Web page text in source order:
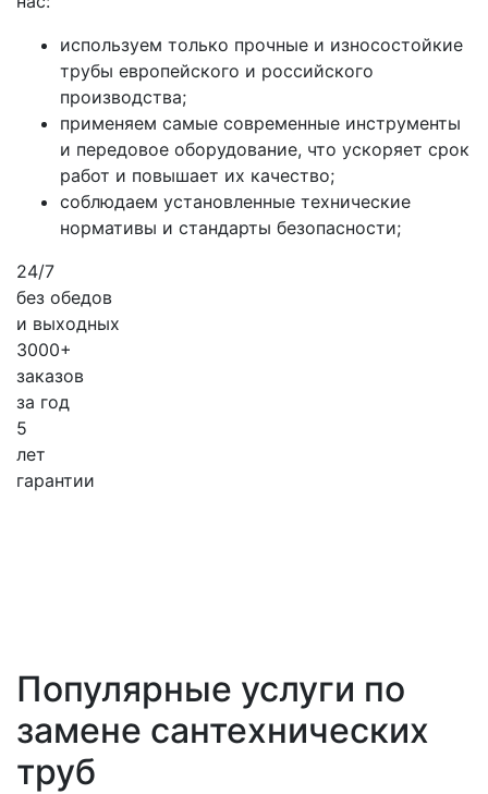
используем только прочные и износостойкие
трубы европейского и российского
производства;
применяем самые современные инструменты
и передовое оборудование, что ускоряет срок
работ и повышает их качество;
соблюдаем установленные технические
нормативы и стандарты безопасности;
24/7
без обедов
и выходных
3000+
заказов
за год
5
лет
гарантии
Популярные услуги по
замене сантехнических
труб